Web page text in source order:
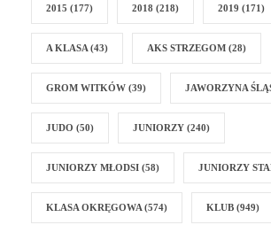
2015 (177) 2018 (218) 2019 (171)
A KLASA (43) AKS STRZEGOM (28)
GROM WITKÓW (39) JAWORZYNA
JUDO (50) JUNIORZY (240)
JUNIORZY MŁODSI (58) JUNIORZY
KLASA OKRĘGOWA (574) KLUB (949)